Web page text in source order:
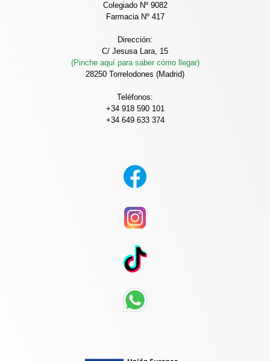
Colegiado Nº 9082
Farmacia Nº 417
Dirección:
C/ Jesusa Lara, 15
(Pinche aquí para saber cómo llegar)
28250 Torrelodones (Madrid)
Teléfonos:
+34 918 590 101
+34 649 633 374